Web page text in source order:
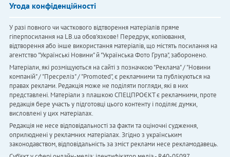
Угода конфіденційності
У разі повного чи часткового відтворення матеріалів пряме
гіперпосилання на LB.ua обов'язкове! Передрук, копіювання,
відтворення або інше використання матеріалів, що містять посилання на
агентство "Українськi Новини" й "Українська Фото Група", заборонено.
Матеріали, які розміщуються на сайті з позначкою "Реклама" / "Новини
компаній" / "Пресреліз" / "Promoted", є рекламними та публікуються на
правах реклами. Редакція може не поділяти погляди, які в них
представлені. Матеріали з плашкою СПЕЦПРОЄКТ є рекламними, проте
редакція бере участь у підготовці цього контенту і поділяє думки,
висловлені у цих матеріалах.
Редакція не несе відповідальності за факти та оціночні судження,
оприлюднені у рекламних матеріалах. Згідно з українським
законодавством, відповідальність за зміст реклами несе рекламодавець.